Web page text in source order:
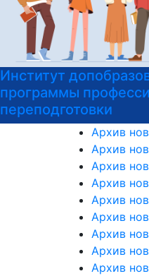
Институт
на
Архив
Архив
Архив
Архив
Архив
Архив
Архив
Архив
Архив
Архив